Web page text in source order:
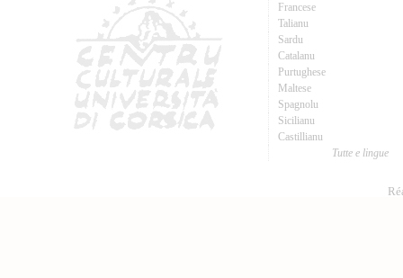
Francese
Talianu
Sardu
Catalanu
Purtughese
Maltese
Spagnolu
Sicilianu
Castillianu
Tutte e lingue